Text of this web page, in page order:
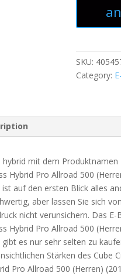
SKU:
Category:
hybrid mit dem Produktnamen
Hybrid Pro Allroad 500
auf den ersten Blick alles
aber lassen Sie sich
nicht verunsichern. Das E-
Hybrid Pro Allroad 500
es nur sehr selten zu
Stärken des Cube
Pro Allroad 500 (Herren)